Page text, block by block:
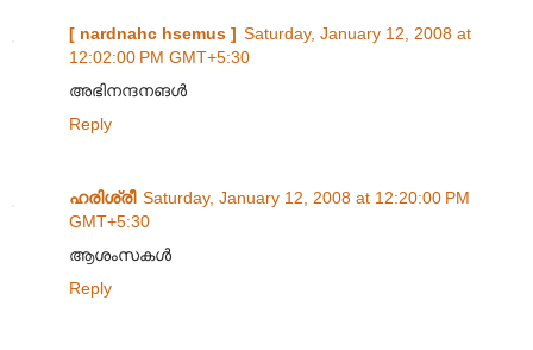
[ nardnahc hsemus ] Saturday, January 12, 2008 at
12:02:00 PM GMT+5:30
അഭിനന്ദനങള്‍
Reply
ഹരിശ്രീ Saturday, January 12, 2008 at 12:20:00 PM
GMT+5:30
ആശംസകള്‍
Reply